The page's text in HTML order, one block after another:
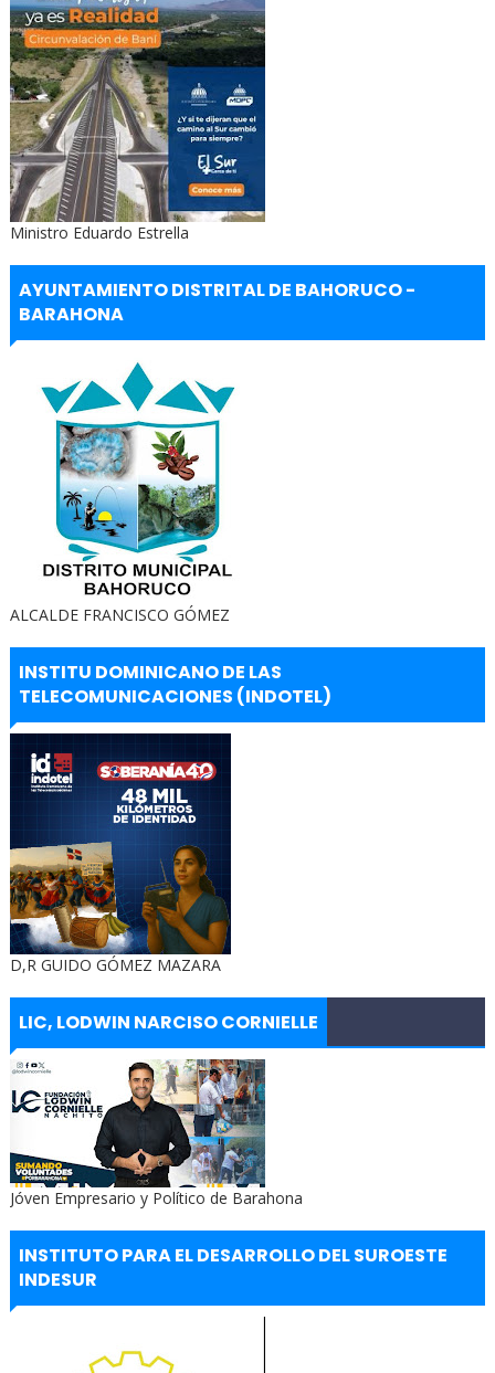
Ministro Eduardo Estrella
AYUNTAMIENTO DISTRITAL DE BAHORUCO -
BARAHONA
ALCALDE FRANCISCO GÓMEZ
INSTITU DOMINICANO DE LAS
TELECOMUNICACIONES (INDOTEL)
D,R GUIDO GÓMEZ MAZARA
LIC, LODWIN NARCISO CORNIELLE
Jóven Empresario y Político de Barahona
INSTITUTO PARA EL DESARROLLO DEL SUROESTE
INDESUR